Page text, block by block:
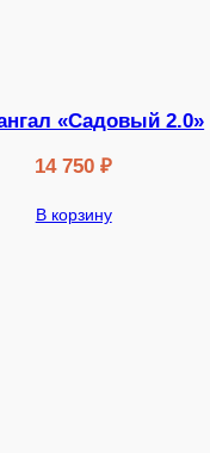
«Садовый 2.0»
14 750₽
В корзину